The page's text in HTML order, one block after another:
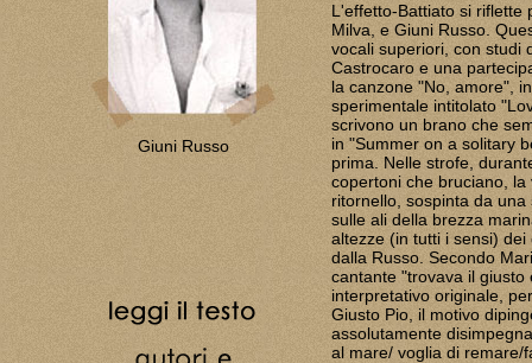
Giuni Russo
L'effetto-Battiato si riflette
Milva, e Giuni Russo.
vocali superiori, con studi
Castrocaro e una
la canzone "No, amore",
sperimentale intitolato
scrivono un brano che
in "Summer on a solitary
prima. Nelle strofe,
copertoni che bruciano,
ritornello, sospinta da
sulle ali della brezza
altezze (in tutti i sensi)
dalla Russo. Secondo
cantante "trovava il
interpretativo originale,
Giusto Pio, il motivo
assolutamente
al mare/ voglia di remare/